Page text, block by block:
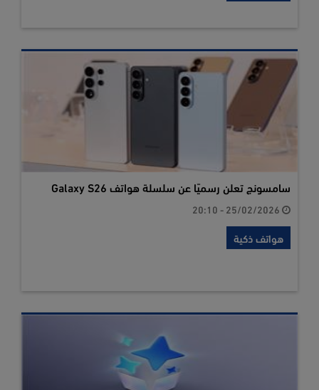
سامسونج تعلن رسميًا عن سلسلة هواتف Galaxy S26
هواتف ذكية